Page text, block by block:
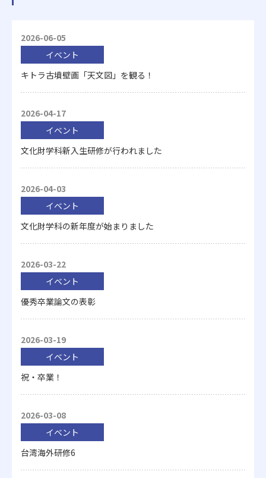
2026-06-05
イベント
キトラ古墳壁画「天文図」を観る！
2026-04-17
イベント
文化財学科新入生研修が行われました
2026-04-03
イベント
文化財学科の新年度が始まりました
2026-03-22
イベント
優秀卒業論文の表彰
2026-03-19
イベント
祝・卒業！
2026-03-08
イベント
台湾海外研修6